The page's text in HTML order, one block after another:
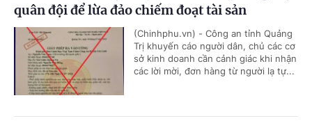
quân đội để lừa đảo chiếm đoạt tài sản
(Chinhphu.vn) - Công an tỉnh Quảng
Trị khuyến cáo người dân, chủ các cơ
sở kinh doanh cần cảnh giác khi nhận
các lời mời, đơn hàng từ người lạ tự...